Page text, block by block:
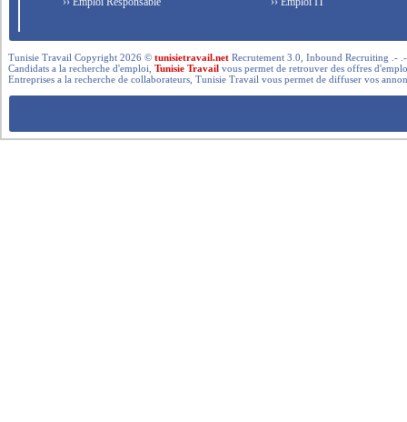
Tunisie Travail Copyright 2026 ©tunisietravail.net Recrutement 3.0, Inbound Recruiting .-
Candidats a la recherche d'emploi,Tunisie Travail vous permet de retrouver des offres
Entreprises a la recherche de collaborateurs, Tunisie Travail vous permet de diffuser vos